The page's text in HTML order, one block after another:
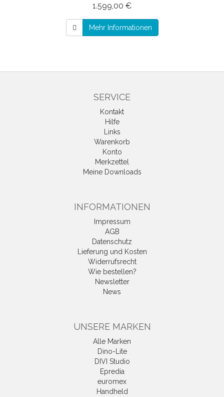
1.599,00 €
Mehr Informationen
SERVICE
Kontakt
Hilfe
Links
Warenkorb
Konto
Merkzettel
Meine Downloads
INFORMATIONEN
Impressum
AGB
Datenschutz
Lieferung und Kosten
Widerrufsrecht
Wie bestellen?
Newsletter
News
UNSERE MARKEN
Alle Marken
Dino-Lite
DIVI Studio
Epredia
euromex
Handheld